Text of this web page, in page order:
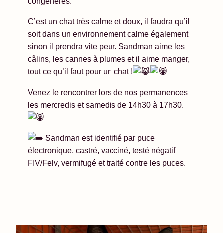
C’est un chat très calme et doux, il faudra qu’il
soit dans un environnement calme également
sinon il prendra vite peur. Sandman aime les
câlins, les cannes à plumes et il aime manger,
tout ce qu’il faut pour un chat !
Venez le rencontrer lors de nos permanences
les mercredis et samedis de 14h30 à 17h30.
Sandman est identifié par puce
électronique, castré, vacciné, testé négatif
FIV/Felv, vermifugé et traité contre les puces.